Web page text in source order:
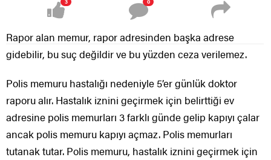
3 0
Rapor alan memur, rapor adresinden başka adrese
gidebilir, bu suç değildir ve bu yüzden ceza verilemez.
Polis memuru hastalığı nedeniyle 5’er günlük doktor
raporu alır. Hastalık iznini geçirmek için belirttiği ev
adresine polis memurları 3 farklı günde gelip kapıyı çalar
ancak polis memuru kapıyı açmaz. Polis memurları
tutanak tutar. Polis memuru, hastalık iznini geçirmek için